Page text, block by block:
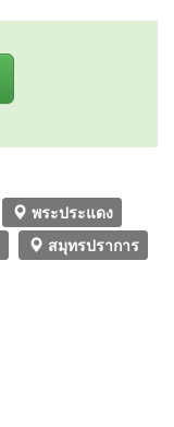
พระประแดง
สมุทรปราการ